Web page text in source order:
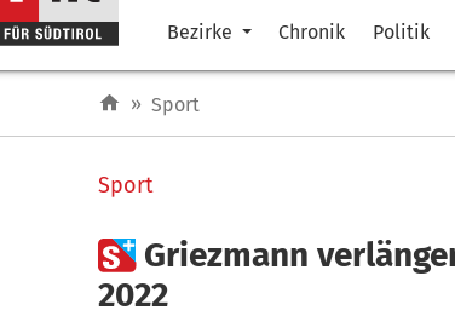
Bezirke Chronik Politik
» Sport
Sport
 Griezmann
2022